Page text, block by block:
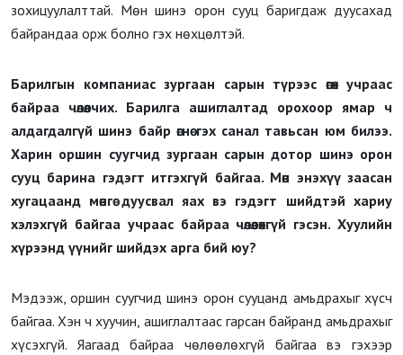
зохицуулалттай. Мөн шинэ орон сууц баригдаж дуусахад
байрандаа орж болно гэх нөхцөлтэй.
Барилгын компаниас зургаан сарын түрээс өгөх учраас
байраа чөлөөлчих. Барилга ашиглалтад орохоор ямар ч
алдагдалгүй шинэ байр өгнө гэх санал тавьсан юм билээ.
Харин оршин суугчид зургаан сарын дотор шинэ орон
сууц барина гэдэгт итгэхгүй байгаа. Мөн энэхүү заасан
хугацаанд мөнгө дуусвал яах вэ гэдэгт шийдтэй хариу
хэлэхгүй байгаа учраас байраа чөлөөлөхгүй гэсэн. Хуулийн
хүрээнд үүнийг шийдэх арга бий юу?
Мэдээж, оршин суугчид шинэ орон сууцанд амьдрахыг хүсч
байгаа. Хэн ч хуучин, ашиглалтаас гарсан байранд амьдрахыг
хүсэхгүй. Яагаад байраа чөлөөлөхгүй байгаа вэ гэхээр